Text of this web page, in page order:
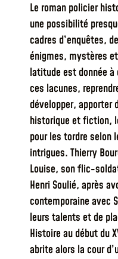
Le roman policier
une possibilité
cadres d’enquêtes,
énigmes, mystères
latitude est donnée
ces lacunes,
développer, apporter
historique et fiction,
pour les tordre selon
intrigues. Thierry
Louise, son flic-
Henri Soulié, après
contemporaine avec
leurs talents et de
Histoire au début du
abrite alors la cour